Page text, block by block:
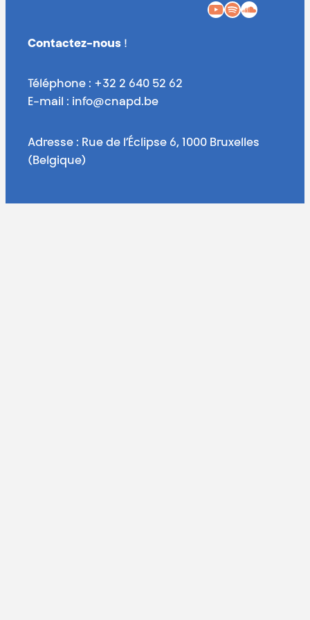
YouTube Spotify SoundCloud
Contactez-nous !
Téléphone : +32 2 640 52 62
E-mail : info@cnapd.be
Adresse : Rue de l’Éclipse 6, 1000 Bruxelles
(Belgique)